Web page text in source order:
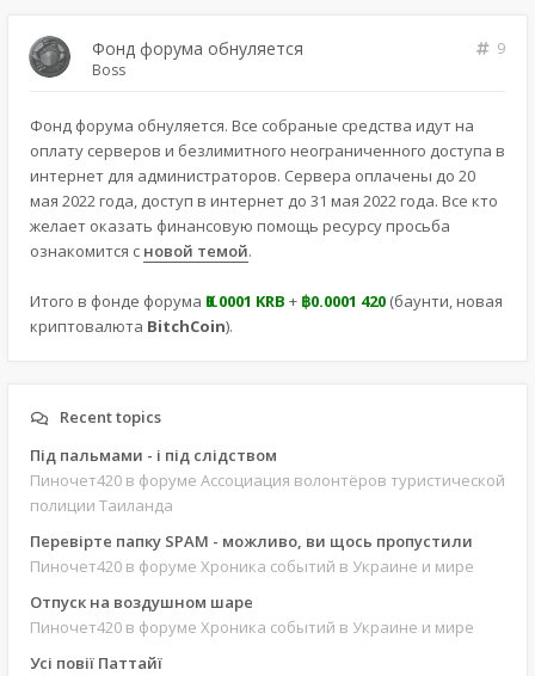
Фонд форума обнуляется
9
Boss
Фонд форума обнуляется. Все собраные средства идут на
оплату серверов и безлимитного неограниченного доступа в
интернет для администраторов. Сервера оплачены до 20
мая 2022 года, доступ в интернет до 31 мая 2022 года. Все кто
желает оказать финансовую помощь ресурсу просьба
ознакомится с новой темой.
Итого в фонде форума Ҝ0.0001 KRB + ฿0.0001 420 (баунти, новая
криптовалюта BitchCoin).
Recent topics
Під пальмами - і під слідством
Пиночет420 в форуме Ассоциация волонтёров туристической
полиции Таиланда
Перевірте папку SPAM - можливо, ви щось пропустили
Пиночет420 в форуме Хроника событий в Украине и мире
Отпуск на воздушном шаре
Пиночет420 в форуме Хроника событий в Украине и мире
Усі повії Паттайї